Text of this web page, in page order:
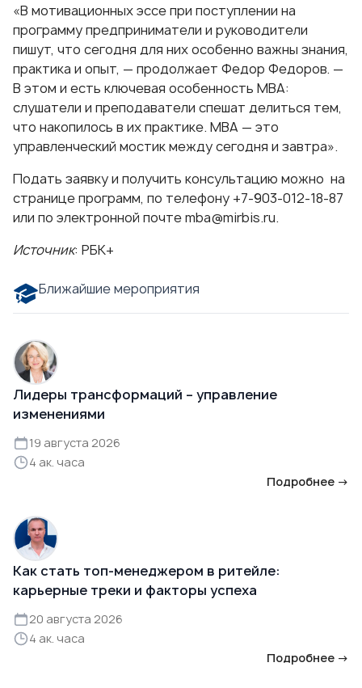
«В мотивационных эссе при поступлении на
программу предприниматели и руководители
пишут, что сегодня для них особенно важны знания,
практика и опыт, — продолжает Федор Федоров. —
В этом и есть ключевая особенность МВА:
слушатели и преподаватели спешат делиться тем,
что накопилось в их практике. МВА — это
управленческий мостик между сегодня и завтра».
Подать заявку и получить консультацию можно на
странице программ, по телефону +7-903-012-18-87
или по электронной почтеmba@mirbis.ru.
Источник: РБК+
Ближайшие мероприятия
Лидеры трансформаций – управление
изменениями
19 августа 2026
4 ак. часа
Подробнее →
Как стать топ-менеджером в ритейле:
карьерные треки и факторы успеха
20 августа 2026
4 ак. часа
Подробнее →